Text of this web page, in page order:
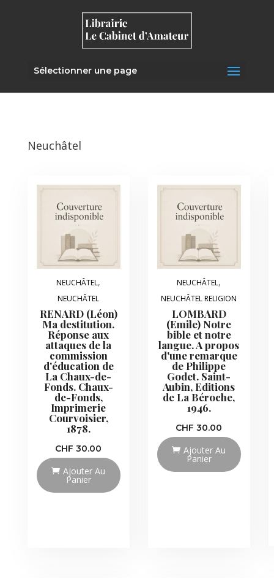
Sélectionner une page
Neuchâtel
NEUCHÂTEL,
NEUCHÂTEL
RENARD (Léon)
Ma destitution.
Réponse aux
attaques de la
commission
d'éducation de
La Chaux-de-
Fonds. Chaux-
de-Fonds,
Imprimerie
Courvoisier,
1878.
CHF 30.00
Ajouter Au
Panier
NEUCHÂTEL,
NEUCHÂTEL RELIGION
LOMBARD
(Emile) Notre
bible et notre
langue. A propos
d'une remarque
de Philippe
Godet. Saint-
Aubin, Editions
de La Béroche,
1946.
CHF 30.00
Ajouter Au
Panier